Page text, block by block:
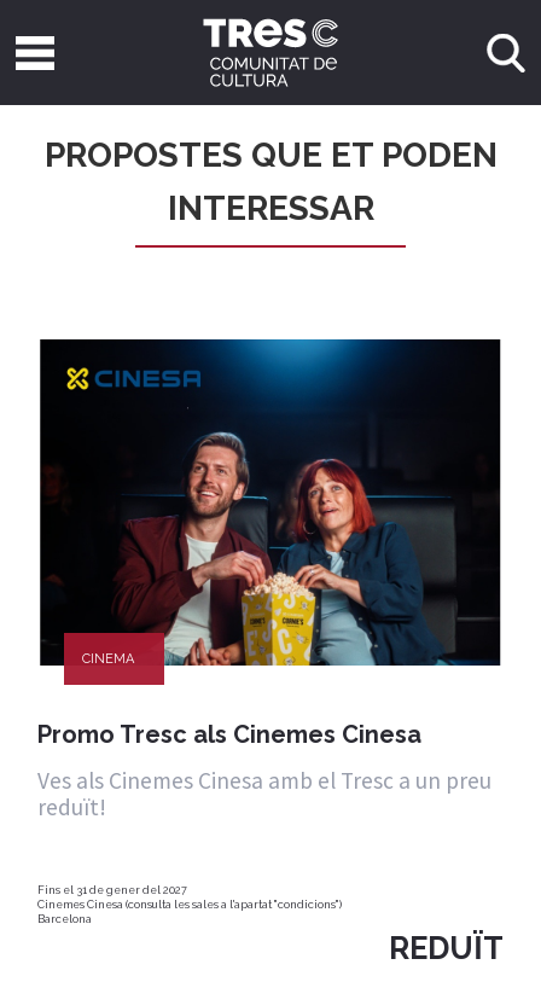
PROPOSTES QUE ET PODEN
INTERESSAR
CINEMA
Promo Tresc als Cinemes Cinesa
Ves als Cinemes Cinesa amb el Tresc a un preu
reduït!
Fins el 31 de gener del 2027
Cinemes Cinesa (consulta les sales a l'apartat "condicions")
Barcelona
REDUÏT